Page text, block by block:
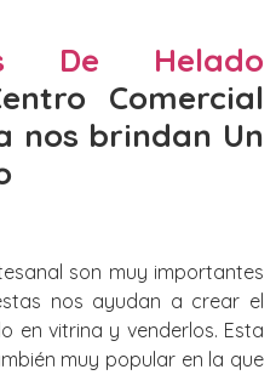
De Helado
Comercial
nos brindan Un
son muy importantes
nos ayudan a crear el
en vitrina y venderlos. Esta
muy popular en la que